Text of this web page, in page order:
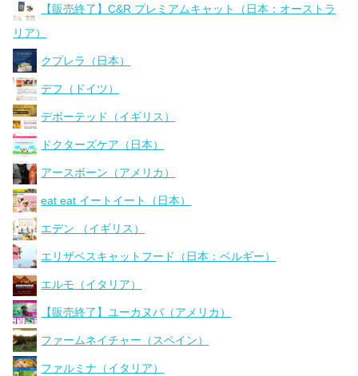
【販売終了】C&R プレミアムキャット（日本：オーストラ
リア）
クプレラ（日本）
デフ（ドイツ）
デボーテッド（イギリス）
ドクターズケア（日本）
アースボーン（アメリカ）
eat eat イートイート（日本）
エデン （イギリス）
エリザベスキャットフード（日本：ベルギー）
エルモ（イタリア）
【販売終了】ユーカヌバ（アメリカ）
ファームネイチャー（スペイン）
ファルミナ（イタリア）